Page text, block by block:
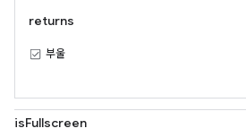
returns
부울
isFullscreen